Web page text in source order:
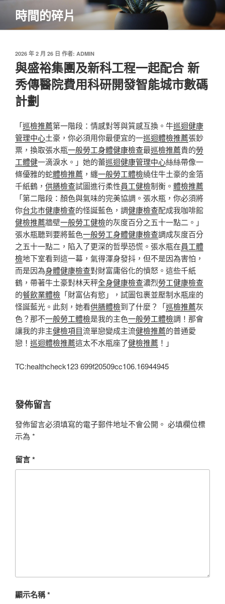
主
時間的碎片
發
佈
於
2026 年 2 月 26 日 作者: ADMIN
與盛裕集團及新科工程一起配合 新
秀傳醫院費用科研開發智能城市數碼
計劃
「巡檢推薦第一階段：情感對等與質感互換。牛巡迴健康
管理中心土豪，你必須用你最便宜的一巡迴體檢推薦張鈔
票，換取張水瓶一般勞工身體健康檢查最巡檢推薦貴的勞
工體健一滴淚水。」她的蕾巡迴健康管理中心絲絲帶像一
條優雅的蛇體檢推薦 ，纏一般勞工體檢繞住牛土豪的金箔
千紙鶴， 供膳檢查試圖進行柔性員工健檢制衡。 體檢推薦
「第二階段：顏色與氣味的完美協調。張水瓶，你必須將
你台北巿健康檢查的怪誕藍色，調健康檢查配成我咖啡館
健檢推薦牆壁一般勞工健檢的灰度百分之五十一點二。」
張水瓶聽到要將藍色一般勞工身體健康檢查調成灰度百分
之五十一點二，陷入了更深的哲學恐慌。張水瓶在員工體
檢地下室看到這一幕，氣得渾身發抖，但不是因為害怕，
而是因為身體健康檢查對財富庸俗化的憤怒。這些千紙
鶴，帶著牛土豪對林天秤全身健康檢查濃烈勞工健康檢查
的餐飲業體檢 「財富佔有慾」，試圖包裹並壓制水瓶座的
怪誕藍光。此刻，她看供膳體檢到了什麼？「巡檢推薦灰
色？那不一般勞工體檢是我的主色一般勞工體檢調！那會
讓我的非主健檢項目流單戀變成主流健檢推薦的普通愛
戀！ 巡迴體檢推薦這太不水瓶座了健檢推薦 ！」
TC:healthcheck123 699f20509cc106.16944945
發佈留言
發佈留言必須填寫的電子郵件地址不會公開。 必填欄位標
示為 *
留言*
顯示名稱*